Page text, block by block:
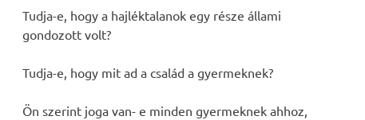
Tudja-e, hogy a hajléktalanok egy része állami
gondozott volt?
Tudja-e, hogy mit ad a család a gyermeknek?
Ön szerint joga van- e minden gyermeknek ahhoz,